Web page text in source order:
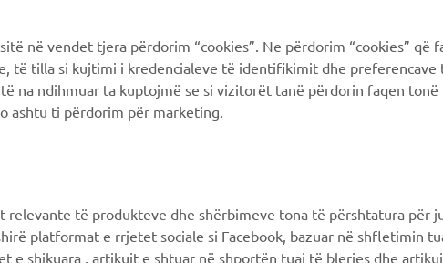
Yamaha Motor Global
Yamaha Blog
Applicazioni mobili
Prenota la manutenzione
Concessionari ufficiali
Gestione delle batterie
në vendet tjera përdorim “cookies”. Ne përdorim “cookies” që
të tilla si kujtimi i kredencialeve të identifikimit dhe preferencave
na ndihmuar ta kuptojmë se si vizitorët tanë përdorin faqen
ashtu ti përdorim për marketing.
të produkteve dhe shërbimeve tona të përshtatura për
platformat e rrjetet sociale si Facebook, bazuar në shfletimin
e shikuara , artikujt e shtuar në shportën tuaj të blerjes dhe